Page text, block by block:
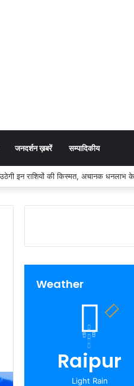
जनदर्शन ख़बरें सम्पादिकीय
Weather
Raipur
Light Rain